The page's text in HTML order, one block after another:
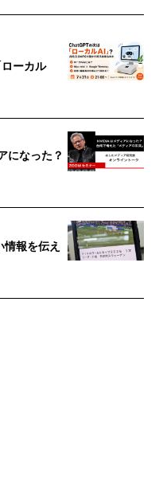
ーカル
になった？
情報を伝え
ツ制作」